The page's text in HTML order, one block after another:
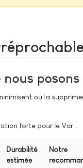
ou la
forte pour le Var :
Durabilité
estimée
Notre